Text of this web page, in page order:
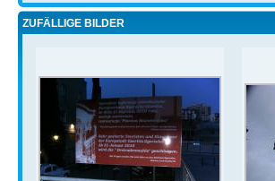
ZUFÄLLIGE BILDER